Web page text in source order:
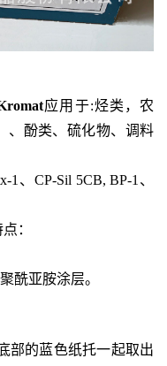
应用于:烃类，农
、酚类、硫化物、调料
、CP-Sil 5CB, BP-1、
：
酰亚胺涂层。
部的蓝色纸托一起取出